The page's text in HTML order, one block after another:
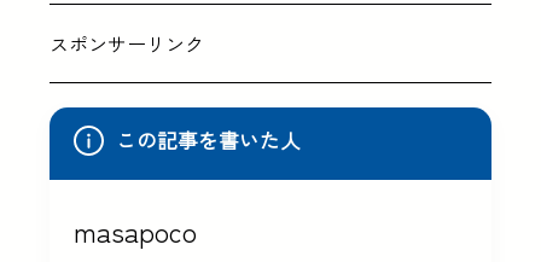
スポンサーリンク
この記事を書いた人
masapoco